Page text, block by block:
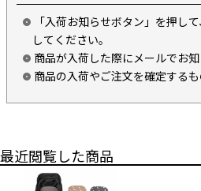
「入荷お知らせボタン」を押し
してください。
商品が入荷した際にメールでお知
商品の入荷やご注文を確定するも
最近閲覧した商品